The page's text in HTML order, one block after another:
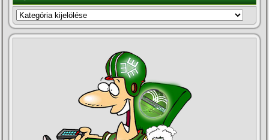
KATEGÓRIÁK